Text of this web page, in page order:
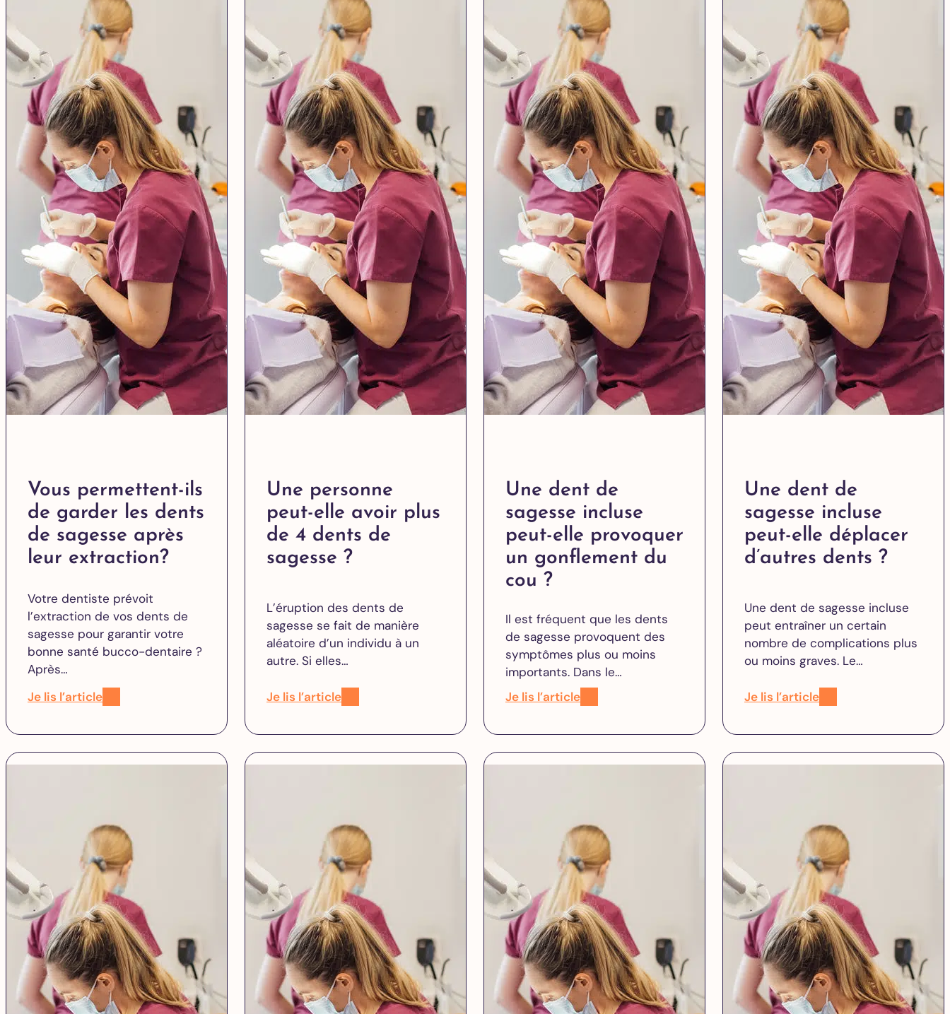
nos
soins
Détartrage et
polissage
Adultes
Détartrage et
polissage
Enfants
Détartrage
orthodontique
Traitement
parodontal
Check-up
Traitement
des caries
Couronne
dentaire
Gouttière
de nuit –
Bruxisme
Facettes
dentaires
Alignement
des dents
Implants
dentaires
Extraction
sagesse
Greffe de
All on 4
Orthodontie
Adultes
Alignements
des dents
Invisalign
Devis
gratuit en
ligne
Vous permettent-ils
de garder les dents
de sagesse après
leur extraction?
Votre dentiste prévoit
l’extraction de vos dents de
sagesse pour garantir votre
bonne santé bucco-dentaire ?
Après…
Je lis l’article
Une personne
peut-elle avoir plus
de 4 dents de
sagesse ?
L’éruption des dents de
sagesse se fait de manière
aléatoire d’un individu à un
autre. Si elles…
Je lis l’article
Une dent de
sagesse incluse
peut-elle provoquer
un gonflement du
cou ?
Il est fréquent que les dents
de sagesse provoquent des
symptômes plus ou moins
importants. Dans le…
Je lis l’article
Une dent de
sagesse incluse
peut-elle déplacer
d’autres dents ?
Une dent de sagesse incluse
peut entraîner un certain
nombre de complications plus
ou moins graves. Le…
Je lis l’article